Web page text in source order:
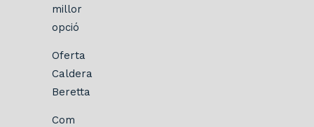
millor
opció
Oferta
Caldera
Beretta
Com